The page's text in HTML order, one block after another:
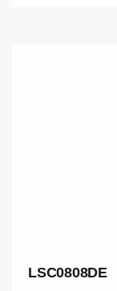
LSC0808DE